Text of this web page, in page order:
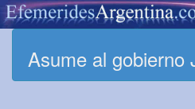
Asume al gobierno